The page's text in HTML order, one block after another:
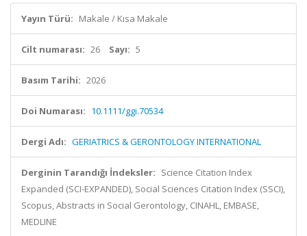
Yayın Türü: Makale / Kısa Makale
Cilt numarası: 26 Sayı: 5
Basım Tarihi: 2026
Doi Numarası: 10.1111/ggi.70534
Dergi Adı: GERIATRICS & GERONTOLOGY INTERNATIONAL
Derginin Tarandığı İndeksler: Science Citation Index
Expanded (SCI-EXPANDED), Social Sciences Citation Index (SSCI),
Scopus, Abstracts in Social Gerontology, CINAHL, EMBASE,
MEDLINE